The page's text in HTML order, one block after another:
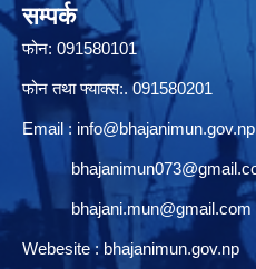
सम्पर्क
फोन: 091580101
फोन तथा फ्याक्स:. 091580201
Email : info@bhajanimun.gov.np
bhajani.mun@gmail.com
Webesite : bhajanimun.gov.np